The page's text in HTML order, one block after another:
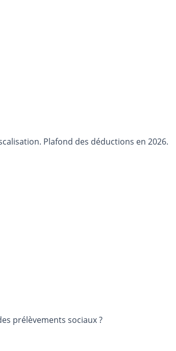
Plafond des déductions en 2026.
prélèvements sociaux ?